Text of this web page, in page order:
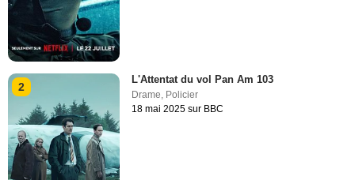
2
L'Attentat du vol Pan Am 103
Drame, Policier
18 mai 2025 sur BBC